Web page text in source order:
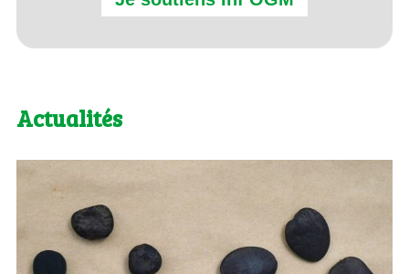
Actualités